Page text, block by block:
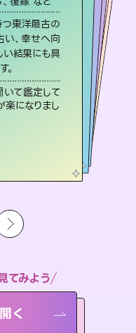
東洋最古の
い、幸せへ向
い結果にも具
て鑑定して
楽になりまし
などの報告実績
2万超の施術経
鑑定で、より良
。
た。しかもこち
に視えていらっ
（30代女性）
二人の未来 など
行方、同性愛や片
金問題まで知りた
なっていることを
押して導きます。
ってくれる所や濁
で、毎回自分の気
（30代 男性）
、復縁 など
て
なたの素敵な未来を見つけ、その未来を選択できるようアドバイスします。
ー間関係、本心など
てびっくり。対策が
れます（40代）
の人の気持ち など
いて
ードを使って「今」と
「気になるあの人の気持
読み解き、恋や人生のヒ
き出します。
ーみたいに晴れまし
らっしゃるんだなと
女性）
談カテゴリ
人の気持ち、復縁 など
ついて
の中でも特に「曖昧な関
意としており、友達以上
相手との今後や本音を丁
成就へと導きます。
ーてアドバイス通りに行
してきました。ありが
（40代 女性）
てみよう
く